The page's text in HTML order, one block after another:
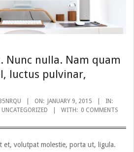
Nunc nulla. Nam quam
luctus pulvinar,
ON: JANUARY 9, 2015
IN:
UNCATEGORIZED WITH: 0 COMMENTS
et, volutpat molestie, porta ut, ligula.